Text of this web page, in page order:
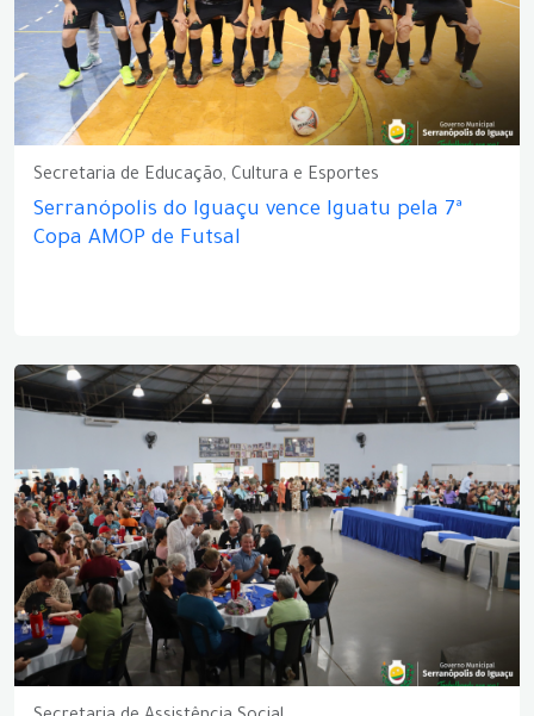
Secretaria de Educação, Cultura e Esportes
Serranópolis do Iguaçu vence Iguatu pela 7ª
Copa AMOP de Futsal